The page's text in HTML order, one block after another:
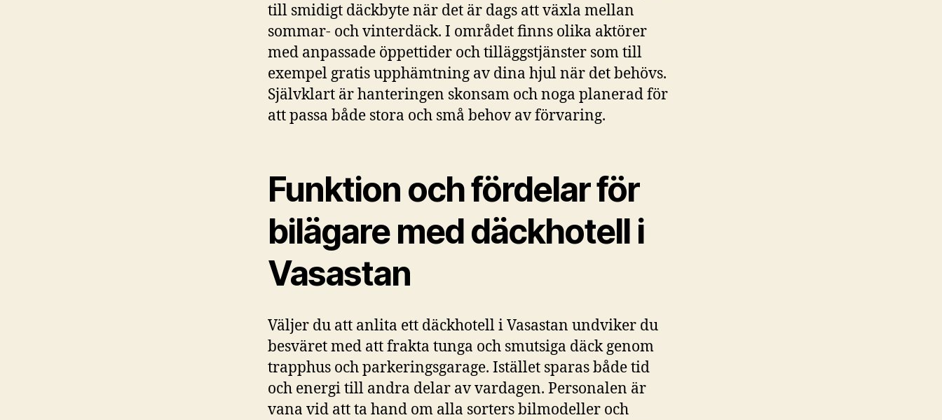
till smidigt däckbyte när det är dags att växla mellan
sommar- och vinterdäck. I området finns olika aktörer
med anpassade öppettider och tilläggstjänster som till
exempel gratis upphämtning av dina hjul när det behövs.
Självklart är hanteringen skonsam och noga planerad för
att passa både stora och små behov av förvaring.
Funktion och fördelar för
bilägare med däckhotell i
Vasastan
Väljer du att anlita ett däckhotell i Vasastan undviker du
besväret med att frakta tunga och smutsiga däck genom
trapphus och parkeringsgarage. Istället sparas både tid
och energi till andra delar av vardagen. Personalen är
vana vid att ta hand om alla sorters bilmodeller och